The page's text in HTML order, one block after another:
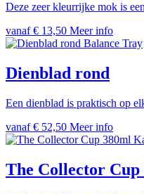
Deze zeer kleurrijke mok is
vanaf € 13,50 Meer info
Balance Tray
Dienblad rond
Een dienblad is praktisch op
vanaf € 52,50 Meer info
The Collector Cup